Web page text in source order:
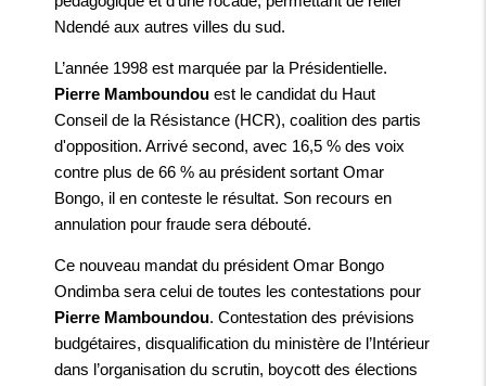
Ndendé aux autres villes du sud.
L’année 1998 est marquée par la Présidentielle.
Pierre Mamboundou est le candidat du Haut
Conseil de la Résistance (HCR), coalition des partis
d'opposition. Arrivé second, avec 16,5 % des voix
contre plus de 66 % au président sortant Omar
Bongo, il en conteste le résultat. Son recours en
annulation pour fraude sera débouté.
Ce nouveau mandat du président Omar Bongo
Ondimba sera celui de toutes les contestations pour
Pierre Mamboundou. Contestation des prévisions
budgétaires, disqualification du ministère de l’Intérieur
dans l’organisation du scrutin, boycott des élections